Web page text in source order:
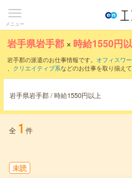
メニュー
岩手県岩手郡 × 時給1550円
岩手郡の派遣のお仕事情報です。 オフィスワ
、 クリエイティブ系などのお仕事を取り揃えて
岩手県岩手郡 / 時給1550円以上
全 1 件
未読